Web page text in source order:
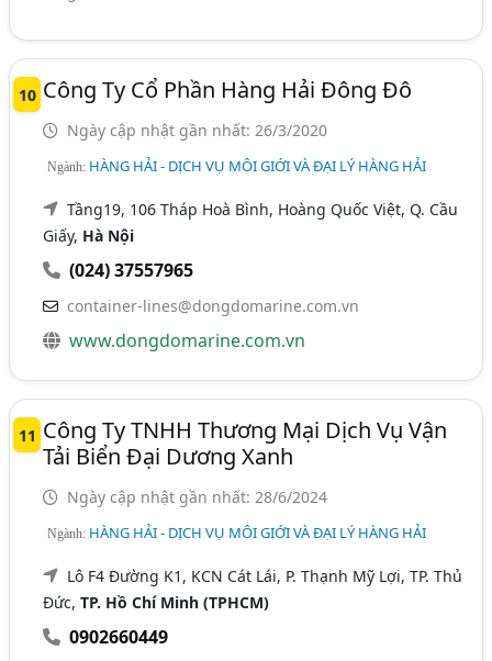
10 Công Ty Cổ Phần Hàng Hải Đông Đô
Ngày cập nhật gần nhất: 26/3/2020
Ngành: HÀNG HẢI - DỊCH VỤ MÔI GIỚI VÀ ĐẠI LÝ HÀNG HẢI
Tầng19, 106 Tháp Hoà Bình, Hoàng Quốc Việt, Q. Cầu
Giấy, Hà Nội
(024) 37557965
container-lines@dongdomarine.com.vn
www.dongdomarine.com.vn
11 Công Ty TNHH Thương Mại Dịch Vụ Vận
Tải Biển Đại Dương Xanh
Ngày cập nhật gần nhất: 28/6/2024
Ngành: HÀNG HẢI - DỊCH VỤ MÔI GIỚI VÀ ĐẠI LÝ HÀNG HẢI
Lô F4 Đường K1, KCN Cát Lái, P. Thạnh Mỹ Lợi, TP. Thủ
Đức,TP. Hồ Chí Minh (TPHCM)
0902660449